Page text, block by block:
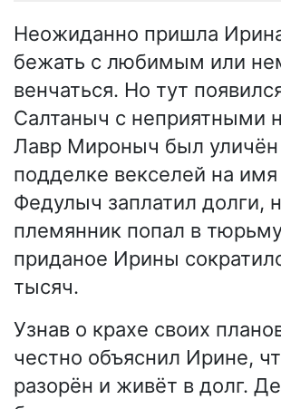
Неожиданно пришла
бежать с любимым или
венчаться. Но тут
Салтаныч с неприятными
Лавр Мироныч был уличён
подделке векселей на
Федулыч заплатил долги,
племянник попал в
приданое Ирины
тысяч.
Узнав о крахе своих
честно объяснил Ирине,
разорён и живёт в долг.